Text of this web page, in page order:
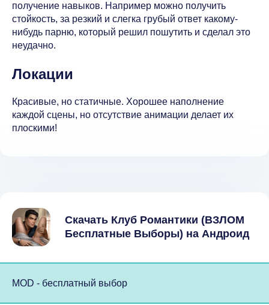
получение навыков. Например можно получить
стойкость, за резкий и слегка грубый ответ какому-
нибудь парню, который решил пошутить и сделал это
неудачно.
Локации
Красивые, но статичные. Хорошее наполнение
каждой сцены, но отсутствие анимации делает их
плоскими!
Скачать Клуб Романтики (ВЗЛОМ
Бесплатные Выборы) на Андроид
MOD - бесплатный выбор